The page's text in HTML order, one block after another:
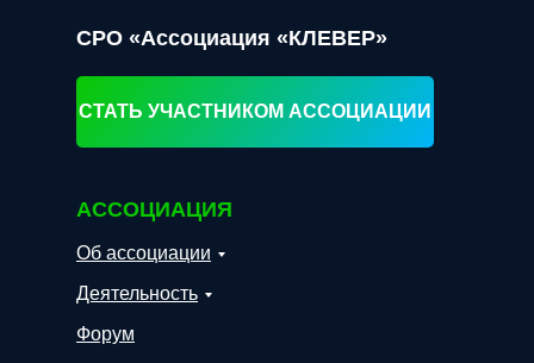
АССОЦИАЦИЯ
Об ассоциации
Деятельность
Форум
СРО «Ассоциация «КЛЕВЕР»
СТАТЬ УЧАСТНИКОМ АССОЦИАЦИИ